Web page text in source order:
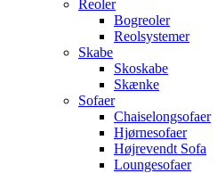
Reoler
Bogreoler
Reolsystemer
Skabe
Skoskabe
Skænke
Sofaer
Chaiselongsofaer
Hjørnesofaer
Højrevendt Sofa
Loungesofaer